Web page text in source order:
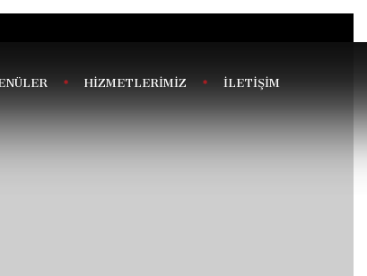
HİZMETLERİMİZ İLETİŞİM